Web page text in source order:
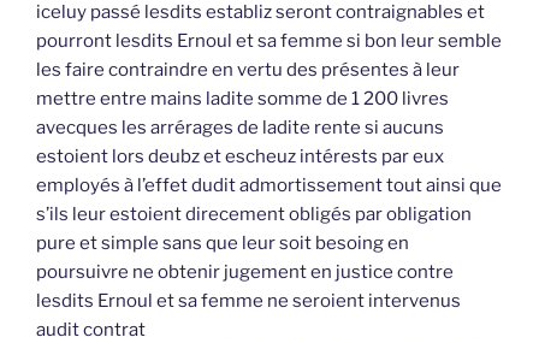
iceluy passé lesdits establiz seront contraignables et
pourront lesdits Ernoul et sa femme si bon leur semble
les faire contraindre en vertu des présentes à leur
mettre entre mains ladite somme de 1 200 livres
avecques les arrérages de ladite rente si aucuns
estoient lors deubz et escheuz intérests par eux
employés à l’effet dudit admortissement tout ainsi que
s’ils leur estoient direcement obligés par obligation
pure et simple sans que leur soit besoing en
poursuivre ne obtenir jugement en justice contre
lesdits Ernoul et sa femme ne seroient intervenus
audit contrat